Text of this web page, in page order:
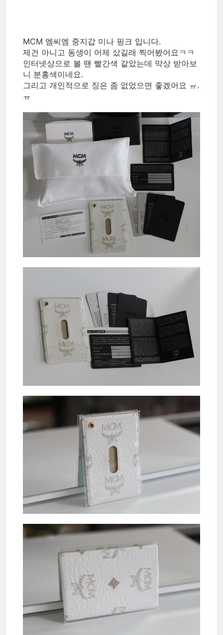
MCM 엠씨엠 중지갑 미나 핑크 입니다.
제건 아니고 동생이 어제 샀길래 찍어봤어요ㅋㅋ
인터넷상으로 볼 땐 빨간색 같았는데 막상 받아보
니 분홍색이네요.
그리고 개인적으로 징은 좀 없었으면 좋겠어요 ㅠ.
ㅠ